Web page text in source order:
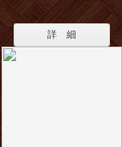
詳 細